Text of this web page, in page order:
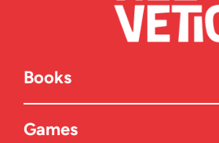
Books
Games